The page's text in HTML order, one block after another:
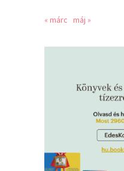
« márc máj »